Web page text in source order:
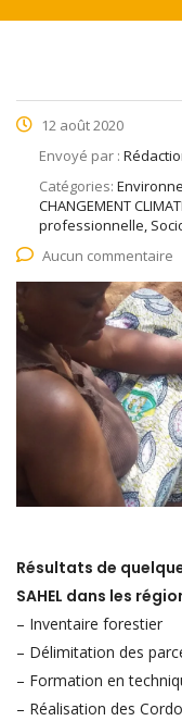
12 août 2020
Envoyé par :
Catégories:
CHANGEMENT
professionnelle,
Aucun commentaire
Résultats de
SAHEL dans les
– Inventaire forestier
– Délimitation des
– Formation en
– Réalisation des